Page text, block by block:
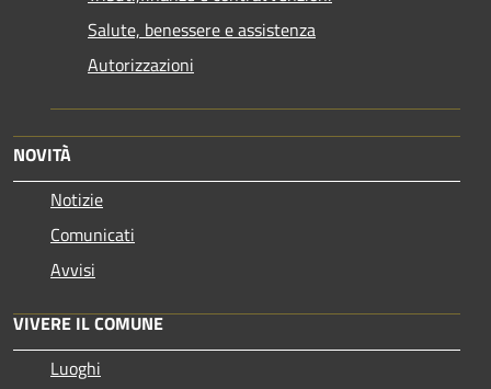
Salute, benessere e assistenza
Autorizzazioni
NOVITÀ
Notizie
Comunicati
Avvisi
VIVERE IL COMUNE
Luoghi